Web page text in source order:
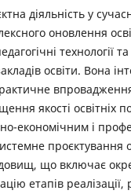
діяльність у
оновлення
технології
освіти. Вона
якості освітніх
економічним і
проєктування
що включає
етапів